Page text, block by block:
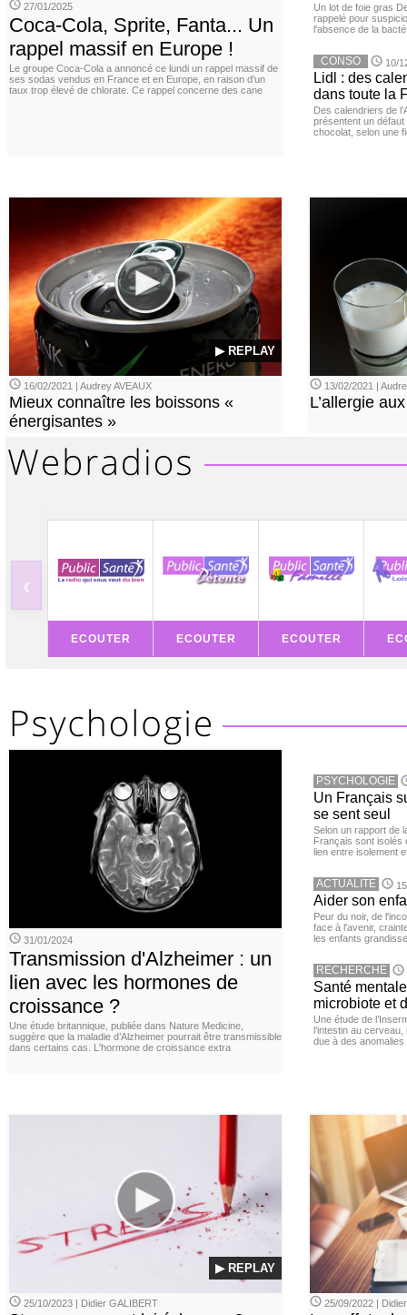
27/01/2025
Coca-Cola, Sprite, Fanta... Un
rappel massif en Europe !
Le groupe Coca-Cola a annoncé ce lundi un rappel massif de
ses sodas vendus en France et en Europe, en raison d'un
taux trop élevé de chlorate. Ce rappel concerne des cane
Un lot de foie gras
rappelé pour
l'absence de la
CONSO 10/
Lidl : des
dans toute la
Des calendriers de
présentent un défaut
chocolat, selon une
▶ REPLAY
16/02/2021 | Audrey AVEAUX
Mieux connaître les boissons «
énergisantes »
13/02/2021 |
L’allergie
‹
ECOUTER ECOUTER ECOUTER
31/01/2024
Transmission d'Alzheimer : un
lien avec les hormones de
croissance ?
Une étude britannique, publiée dans Nature Medicine,
suggère que la maladie d’Alzheimer pourrait être transmissible
dans certains cas. L'hormone de croissance extra
PSYCHOLOGIE
Un Français
se sent seul
Selon un rapport de
Français sont isolés
lien entre isolement
ACTUALITE
Aider son
Peur du noir, de
face à l'avenir,
les enfants
RECHERCHE
Santé
microbiote et
Une étude de
l’intestin au
due à des
▶ REPLAY
25/10/2023 | Didier GALIBERT 25/09/2022 |